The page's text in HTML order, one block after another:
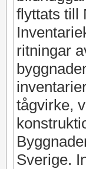
flyttats till
ritningar
tågvirke,
Sverige.